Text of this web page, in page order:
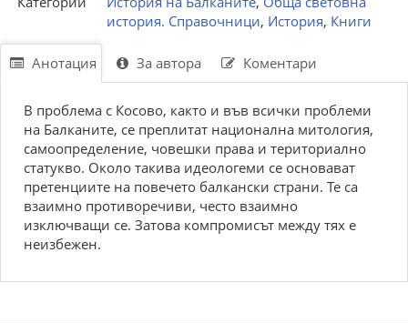
история. Справочници, История, Книги
Анотация За автора Коментари
В проблема с Косово, както и във всички проблеми
на Балканите, се преплитат национална митология,
самоопределение, човешки права и териториално
статукво. Около такива идеологеми се основават
претенциите на повечето балкански страни. Те са
взаимно противоречиви, често взаимно
изключващи се. Затова компромисът между тях е
неизбежен.